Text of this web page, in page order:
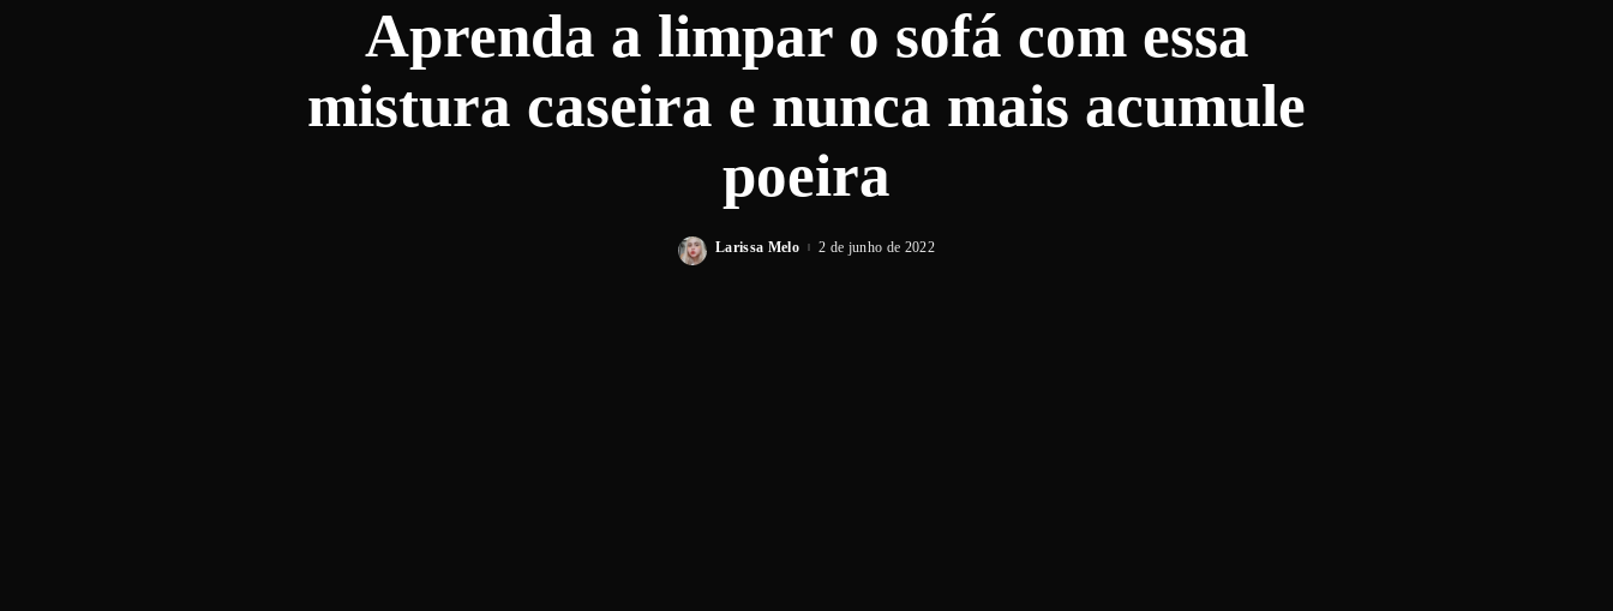
Aprenda a limpar o sofá com essa
mistura caseira e nunca mais acumule
poeira
Larissa Melo 2 de junho de 2022